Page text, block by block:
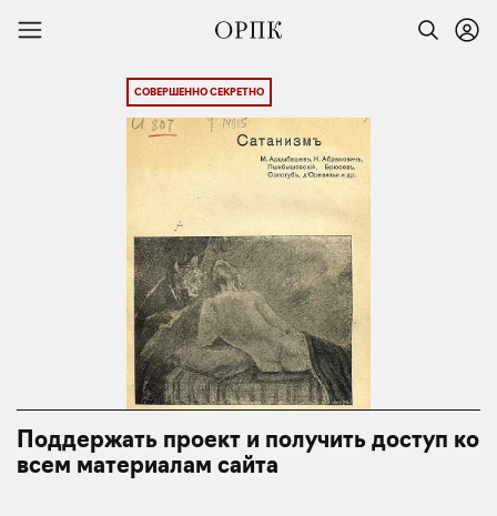
СОВЕРШЕННО СЕКРЕТНО
Поддержать проект и получить доступ ко
всем материалам сайта